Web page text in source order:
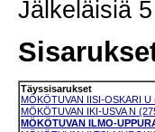
Jälkeläisiä
Täyssisarukset
MÖKÖTUVAN IISI-OSKARI U
MÖKÖTUVAN IKI-USVA N
MÖKÖTUVAN ILMO-